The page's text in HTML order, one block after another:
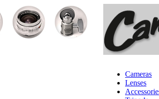
Cameras
Lenses